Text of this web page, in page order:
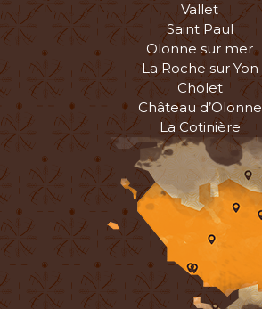
Vallet
Saint Paul
Olonne sur mer
La Roche sur Yon
Cholet
Château d’Olonne
La Cotinière